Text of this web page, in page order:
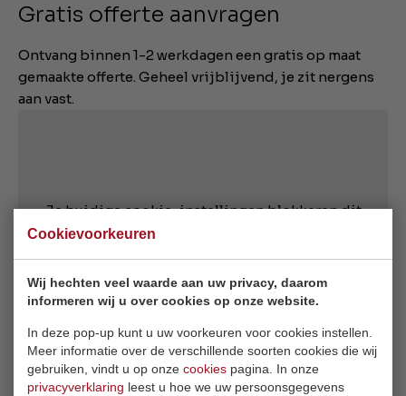
Cookievoorkeuren
Wij hechten veel waarde aan uw privacy, daarom
informeren wij u over cookies op onze website.
In deze pop-up kunt u uw voorkeuren voor cookies instellen.
Meer informatie over de verschillende soorten cookies die wij
gebruiken, vindt u op onze cookies pagina. In onze
privacyverklaring leest u hoe we uw persoonsgegevens
Gratis offerte aanvragen
Ontvang binnen 1-2 werkdagen een gratis op maat
gemaakte offerte. Geheel vrijblijvend, je zit nergens
aan vast.
Je huidige cookie-instellingen blokkeren dit
onderdeel. Pas je cookie-instellingen aan om
Cookie-instellingen wijzigen